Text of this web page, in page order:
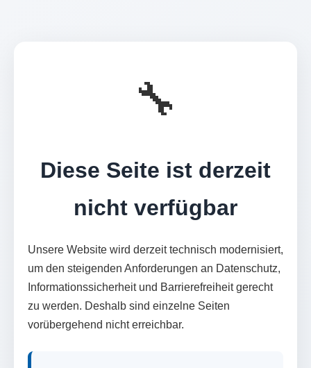
🔧
Diese Seite ist derzeit
nicht verfügbar
Unsere Website wird derzeit technisch modernisiert,
um den steigenden Anforderungen an Datenschutz,
Informationssicherheit und Barrierefreiheit gerecht
zu werden. Deshalb sind einzelne Seiten
vorübergehend nicht erreichbar.